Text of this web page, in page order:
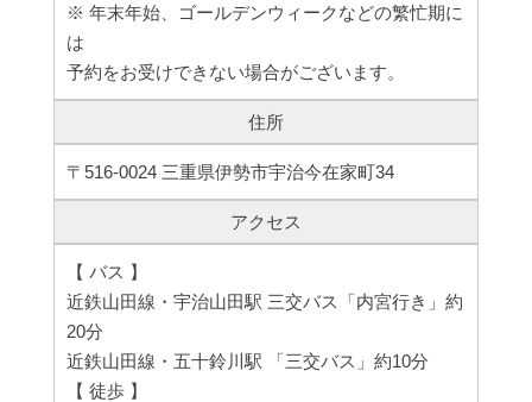
※ 年末年始、ゴールデンウィークなどの繁忙期に
は
予約をお受けできない場合がございます。
住所
〒516-0024 三重県伊勢市宇治今在家町34
アクセス
【 バス 】
近鉄山田線・宇治山田駅 三交バス「内宮行き」約
20分
近鉄山田線・五十鈴川駅 「三交バス」約10分
【 徒歩 】